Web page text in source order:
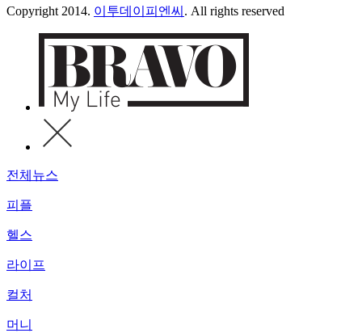
Copyright 2014. 이투데이피엔씨 . All rights reserved
전체뉴스
피플
헬스
라이프
컬처
머니